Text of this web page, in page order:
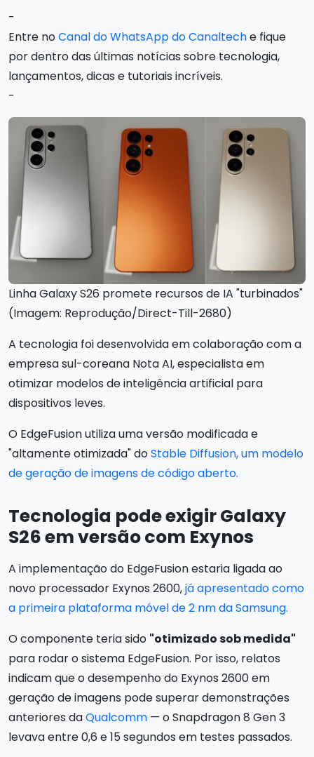
-
Entre noCanal do WhatsApp do Canalteche fique
por dentro das últimas notícias sobre tecnologia,
lançamentos, dicas e tutoriais incríveis.
-
Linha Galaxy S26 promete recursos de IA "turbinados"
(Imagem: Reprodução/Direct-Till-2680)
A tecnologia foi desenvolvida em colaboração com a
empresa sul-coreana Nota AI, especialista em
otimizar modelos de inteligência artificial para
dispositivos leves.
O EdgeFusion utiliza uma versão modificada e
"altamente otimizada" doStable Diffusion, um modelo
de geração de imagens de código aberto.
Tecnologia pode exigir Galaxy
S26 em versão com Exynos
A implementação do EdgeFusion estaria ligada ao
novo processador Exynos 2600,já apresentado como
a primeira plataforma móvel de 2 nm da Samsung.
O componente teria sido "otimizado sob medida"
para rodar o sistema EdgeFusion. Por isso, relatos
indicam que o desempenho do Exynos 2600 em
geração de imagens pode superar demonstrações
anteriores daQualcomm — o Snapdragon 8 Gen 3
levava entre 0,6 e 15 segundos em testes passados.